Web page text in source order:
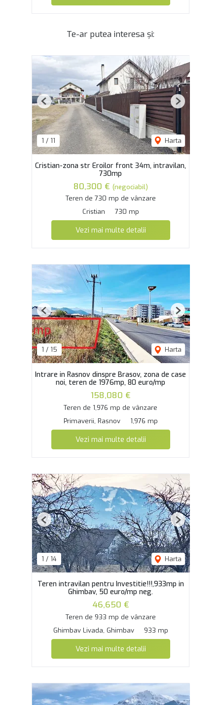
Te-ar putea interesa și:
1 / 11 Harta
Previous Next
Cristian-zona str Eroilor front 34m, intravilan,
730mp
80,300 € (negociabil)
Teren de 730 mp de vânzare
Cristian
730 mp
Vezi mai multe detalii
1 / 15 Harta
Previous Next
Intrare in Rasnov dinspre Brasov, zona de case
noi, teren de 1976mp, 80 euro/mp
158,080 €
Teren de 1,976 mp de vânzare
Primaverii, Rasnov
1,976 mp
Vezi mai multe detalii
1 / 14 Harta
Previous Next
Teren intravilan pentru Investitie!!!,933mp in
Ghimbav, 50 euro/mp neg.
46,650 €
Teren de 933 mp de vânzare
Ghimbav Livada, Ghimbav
933 mp
Vezi mai multe detalii